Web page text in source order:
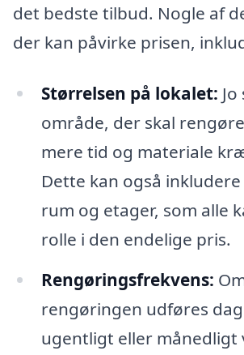
det bedste tilbud. Nogle af
der kan påvirke prisen,
Størrelsen på lokalet:
område, der skal
mere tid og materiale
Dette kan også
rum og etager, som alle
rolle i den endelige pris.
Rengøringsfrekvens:
rengøringen udføres
ugentligt eller månedligt